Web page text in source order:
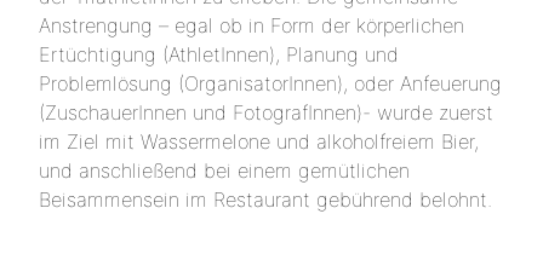
Anstrengung – egal ob in Form der körperlichen
Ertüchtigung (AthletInnen), Planung und
Problemlösung (OrganisatorInnen), oder Anfeuerung
(ZuschauerInnen und FotografInnen)- wurde zuerst
im Ziel mit Wassermelone und alkoholfreiem Bier,
und anschließend bei einem gemütlichen
Beisammensein im Restaurant gebührend belohnt.